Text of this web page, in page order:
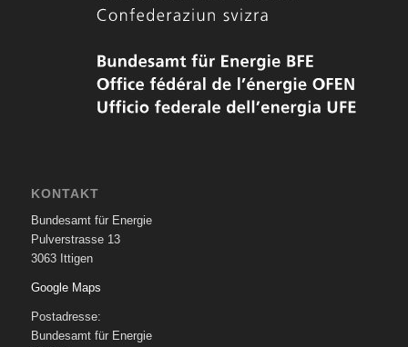
KONTAKT
Bundesamt für Energie
Pulverstrasse 13
3063 Ittigen
Google Maps
Postadresse:
Bundesamt für Energie